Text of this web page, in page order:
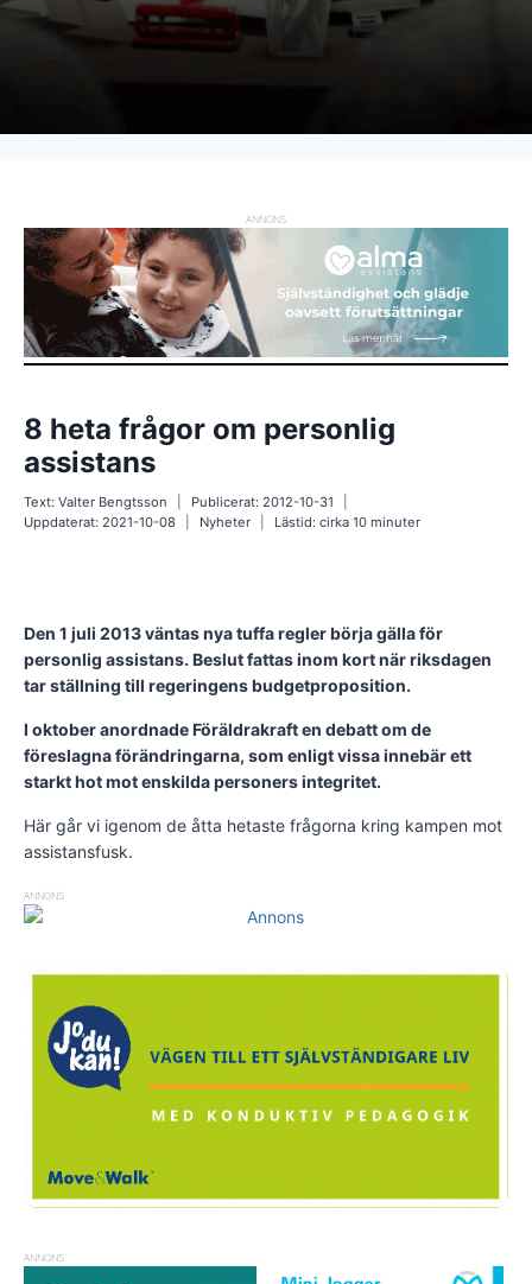
ANNONS
8 heta frågor om personlig
assistans
Text: Valter Bengtsson Publicerat: 2012-10-31
Uppdaterat: 2021-10-08 Nyheter Lästid: cirka10minuter
Den 1 juli 2013 väntas nya tuffa regler börja gälla för
personlig assistans. Beslut fattas inom kort när riksdagen
tar ställning till regeringens budgetproposition.
I oktober anordnade Föräldrakraft en debatt om de
föreslagna förändringarna, som enligt vissa innebär ett
starkt hot mot enskilda personers integritet.
Här går vi igenom de åtta hetaste frågorna kring kampen mot
assistansfusk.
ANNONS
ANNONS